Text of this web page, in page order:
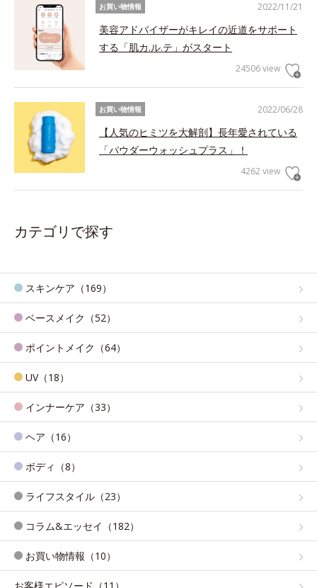
2022/11/21
お買い物情報
美容アドバイザーがキレイの近道をサポート
する「肌カ.ル.テ」がスタート
24506 view
2022/06/28
お買い物情報
【人気のヒミツを大解剖】長年愛されている
「パウダーウォッシュプラス」！
4262 view
カテゴリで探す
スキンケア（169）
ベースメイク（52）
ポイントメイク（64）
UV（18）
インナーケア（33）
ヘア（16）
ボディ（8）
ライフスタイル（23）
コラム&エッセイ（182）
お買い物情報（10）